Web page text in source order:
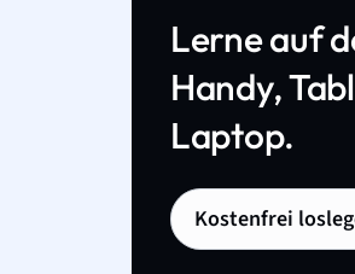
Lerne auf
Handy,
Laptop.
Kostenfrei